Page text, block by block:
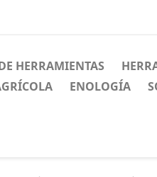
HERRAMIENTAS
ENOLOGÍA